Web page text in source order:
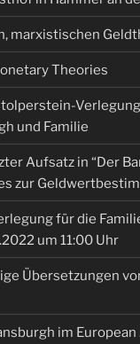
marxistischen
Theories
und Familie
Aufsatz in “Der
zur
für die
um 11:00 Uhr
Übersetzungen
im European